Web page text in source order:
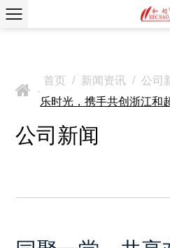
>
首页 / 新闻资讯 / 公司
乐时光，携手共创浙江和
公司新闻